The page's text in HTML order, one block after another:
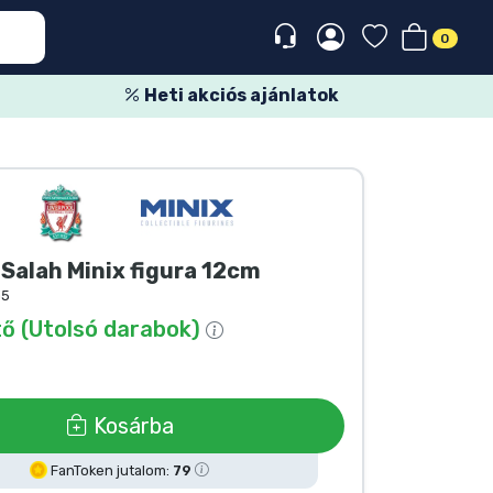
0
Heti akciós ajánlatok
Minix figura 12cm
(Utolsó darabok)
Kosárba
FanToken jutalom: 79